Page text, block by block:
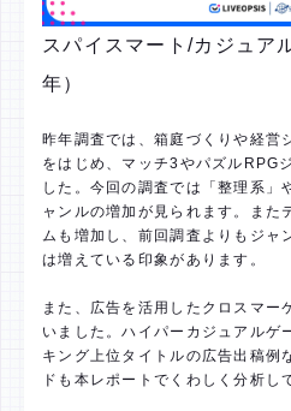
スパイスマート/カジュア
年）
昨年調査では、箱庭づくりや経営
をはじめ、マッチ3やパズルRPG
した。今回の調査では「整理系」
ャンルの増加が見られます。また
ムも増加し、前回調査よりもジャ
は増えている印象があります。
また、広告を活用したクロスマー
いました。ハイパーカジュアルゲ
キング上位タイトルの広告出稿例
ドも本レポートでくわしく分析し